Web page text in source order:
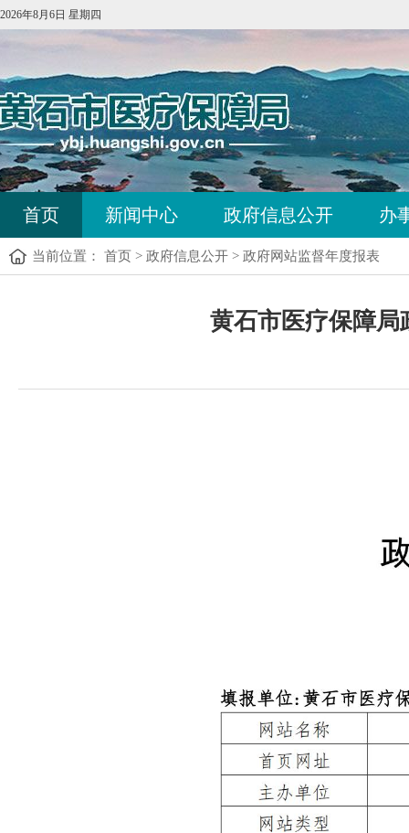
2026年8月6日 星期四
首页 新闻中心 政府信息公开 办
当前位置： 首页 > 政府信息公开 > 政府网站监督年度报表
黄石市医疗保障局